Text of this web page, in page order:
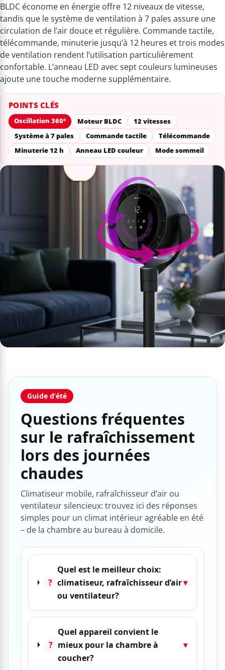
BLDC économe en énergie offre 12 niveaux de vitesse,
tandis que le système de ventilation à 7 pales assure une
circulation de l’air douce et régulière. Commande tactile,
télécommande, minuterie jusqu’à 12 heures et trois modes
de ventilation rendent l’utilisation particulièrement
confortable. L’anneau LED avec sept couleurs lumineuses
ajoute une touche moderne supplémentaire.
POINTS CLÉS
Oscillation 360° Moteur BLDC
12 vitesses
Système à 7 pales
Commande tactile
Télécommande
Minuterie 12 h
Anneau LED couleur Mode sommeil
Guide d’été
Questions fréquentes
sur le rafraîchissement
lors des journées
chaudes
Climatiseur mobile, rafraîchisseur d’air ou
ventilateur silencieux: trouvez ici des réponses
simples pour un climat intérieur agréable en été
– de la chambre au bureau à domicile.
?
Quel est le meilleur choix:
climatiseur, rafraîchisseur d’air
ou ventilateur?
▾
?
Quel appareil convient le
mieux pour la chambre à
coucher?
▾